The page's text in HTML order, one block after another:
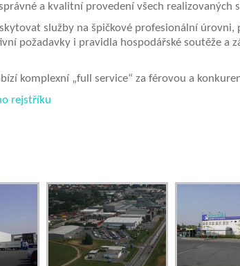
a kvalitní provedení všech realizovaných
služby na špičkové profesionální úrovni,
požadavky i pravidla hospodářské soutěže a
komplexní „full service“ za férovou a
rejstříku